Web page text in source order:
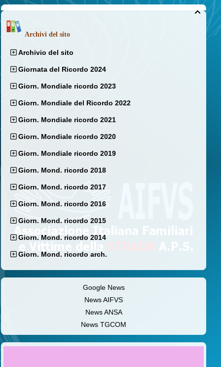

Archivi del sito
Archivio del sito
Giornata del Ricordo 2024
Giorn. Mondiale ricordo 2023
Giorn. Mondiale del Ricordo 2022
Giorn. Mondiale ricordo 2021
Giorn. Mondiale ricordo 2020
Giorn. Mondiale ricordo 2019
Giorn. Mond. ricordo 2018
Giorn. Mond. ricordo 2017
Giorn. Mond. ricordo 2016
Giorn. Mond. ricordo 2015
Giorn. Mond. ricordo 2014
Giorn. Mond. ricordo arch.
Google News
News AIFVS
News ANSA
News TGCOM